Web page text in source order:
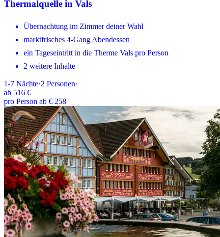
Thermalquelle in Vals
Übernachtung im Zimmer deiner Wahl
marktfrisches 4-Gang Abendessen
ein Tageseintritt in die Therme Vals pro Person
2 weitere Inhalte
1-7 Nächte·2 Personen·
ab 516 €
pro Person ab € 258